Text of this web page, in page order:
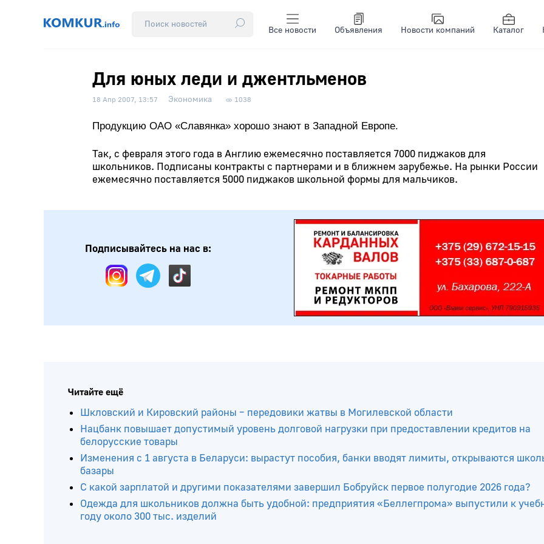
Все новости Объявления Новости компаний Каталог
Для юных леди и джентльменов
18 Апр 2007, 13:57 Экономика 1038
Продукцию ОАО «Славянка» хорошо знают в Западной Европе.
Так, с февраля этого года в Англию ежемесячно поставляется 7000 пиджаков для
школьников. Подписаны контракты с партнерами и в ближнем зарубежье. На рынки России
ежемесячно поставляется 5000 пиджаков школьной формы для мальчиков.
Подписывайтесь на нас в:
Читайте ещё
Шкловский и Кировский районы – передовики жатвы в Могилевской области
Нацбанк повышает допустимый уровень долговой нагрузки при предоставлении кредитов на
белорусские товары
Изменения с 1 августа в Беларуси: вырастут пособия, банки вводят лимиты, открываются
базары
С какой зарплатой и другими показателями завершил Бобруйск первое полугодие 2026 года?
Одежда для школьников должна быть удобной: предприятия «Беллегпрома» выпустили к
году около 300 тыс. изделий